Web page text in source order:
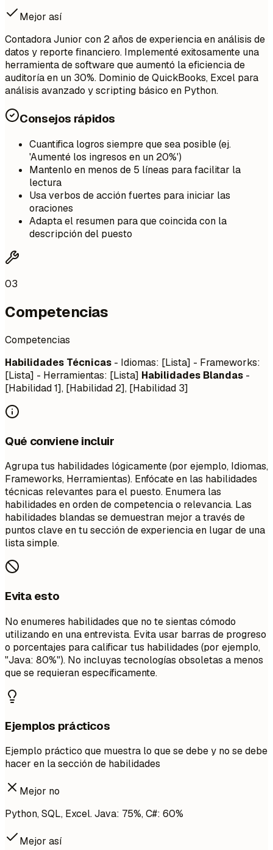
Mejor así
Contadora Junior con 2 años de experiencia en análisis de
datos y reporte financiero. Implementé exitosamente una
herramienta de software que aumentó la eficiencia de
auditoría en un 30%. Dominio de QuickBooks, Excel para
análisis avanzado y scripting básico en Python.
Consejos rápidos
Cuantifica logros siempre que sea posible (ej.
'Aumenté los ingresos en un 20%')
Mantenlo en menos de 5 líneas para facilitar la
lectura
Usa verbos de acción fuertes para iniciar las
oraciones
Adapta el resumen para que coincida con la
descripción del puesto
03
Competencias
Competencias
Habilidades Técnicas - Idiomas: [Lista] - Frameworks:
[Lista] - Herramientas: [Lista] Habilidades Blandas -
[Habilidad 1], [Habilidad 2], [Habilidad 3]
Qué conviene incluir
Agrupa tus habilidades lógicamente (por ejemplo, Idiomas,
Frameworks, Herramientas). Enfócate en las habilidades
técnicas relevantes para el puesto. Enumera las
habilidades en orden de competencia o relevancia. Las
habilidades blandas se demuestran mejor a través de
puntos clave en tu sección de experiencia en lugar de una
lista simple.
Evita esto
No enumeres habilidades que no te sientas cómodo
utilizando en una entrevista. Evita usar barras de progreso
o porcentajes para calificar tus habilidades (por ejemplo,
"Java: 80%"). No incluyas tecnologías obsoletas a menos
que se requieran específicamente.
Ejemplos prácticos
Ejemplo práctico que muestra lo que se debe y no se debe
hacer en la sección de habilidades
Mejor no
Python, SQL, Excel. Java: 75%, C#: 60%
Mejor así